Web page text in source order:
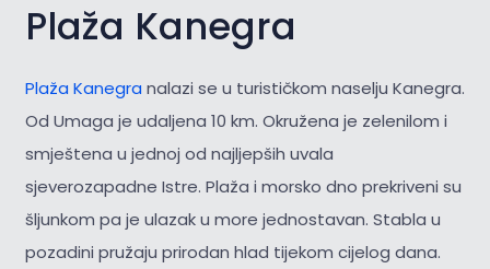
Plaža Kanegra
Plaža Kanegra nalazi se u turističkom naselju Kanegra.
Od Umaga je udaljena 10 km. Okružena je zelenilom i
smještena u jednoj od najljepših uvala
sjeverozapadne Istre. Plaža i morsko dno prekriveni su
šljunkom pa je ulazak u more jednostavan. Stabla u
pozadini pružaju prirodan hlad tijekom cijelog dana.